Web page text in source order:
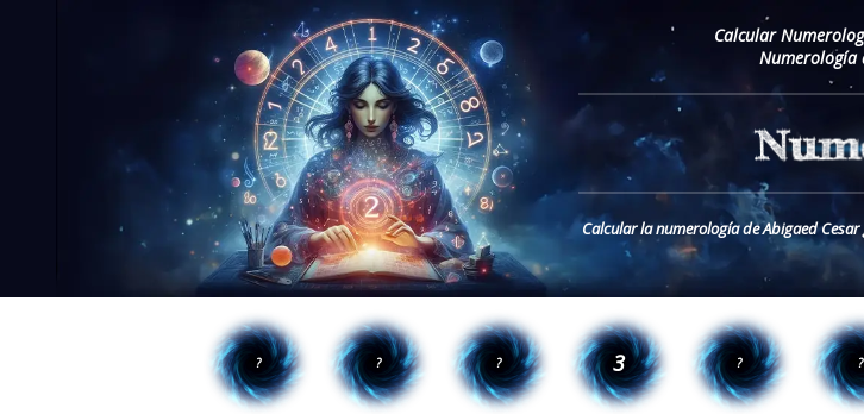
Calcular
Numerología
Calcular la numerología de Abigaed